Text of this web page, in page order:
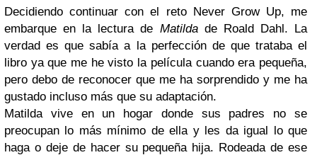
Decidiendo continuar con el reto Never Grow Up, me
embarque en la lectura de Matildade Roald Dahl. La
verdad es que sabía a la perfección de que trataba el
libro ya que me he visto la película cuando era pequeña,
pero debo de reconocer que me ha sorprendido y me ha
gustado incluso más que su adaptación.
Matilda vive en un hogar donde sus padres no se
preocupan lo más mínimo de ella y les da igual lo que
haga o deje de hacer su pequeña hija. Rodeada de ese